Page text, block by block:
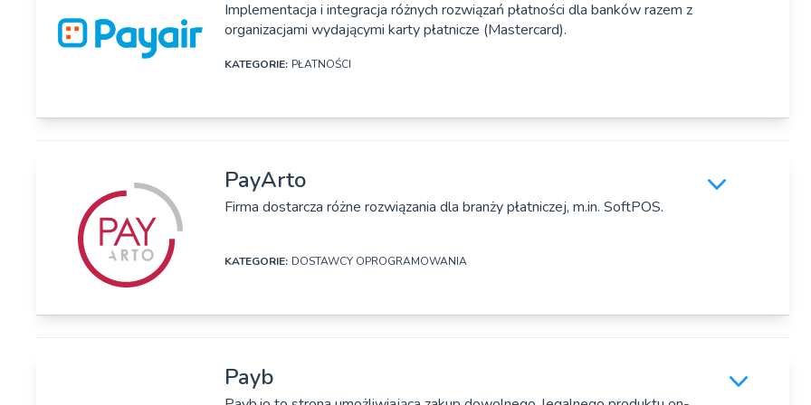
Adres: Plac Konstytucji 6/90c, Warszawa
Rok założenia: 2015
Oferta produktowa: Platforma crowdfundingowa.
Implementacja i integracja różnych rozwiązań płatności dla banków razem z
organizacjami wydającymi karty płatnicze (Mastercard).
KATEGORIE: PŁATNOŚCI
Nazwa firmy: PayAir Poland Sp. z o.o.
Adres:
Strona www:
Rok założenia: 2019
PayArto
Firma dostarcza różne rozwiązania dla branży płatniczej, m.in. SoftPOS.
KATEGORIE: DOSTAWCY OPROGRAMOWANIA
Payb